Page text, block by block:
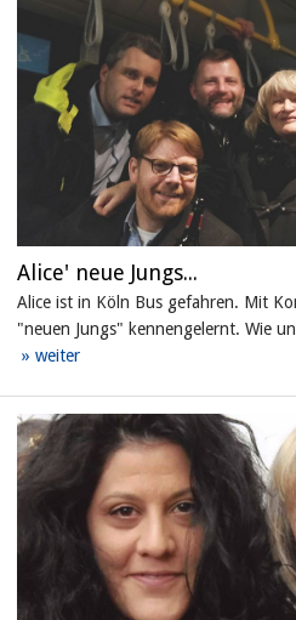
Alice' neue Jungs...
Alice ist in Köln Bus gefahren. Mit
"neuen Jungs" kennengelernt. Wie